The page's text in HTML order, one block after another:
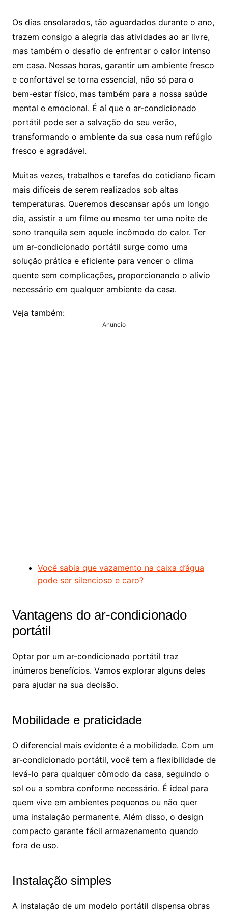
Os dias ensolarados, tão aguardados durante o ano,
trazem consigo a alegria das atividades ao ar livre,
mas também o desafio de enfrentar o calor intenso
em casa. Nessas horas, garantir um ambiente fresco
e confortável se torna essencial, não só para o
bem-estar físico, mas também para a nossa saúde
mental e emocional. É aí que o ar-condicionado
portátil pode ser a salvação do seu verão,
transformando o ambiente da sua casa num refúgio
fresco e agradável.
Muitas vezes, trabalhos e tarefas do cotidiano ficam
mais difíceis de serem realizados sob altas
temperaturas. Queremos descansar após um longo
dia, assistir a um filme ou mesmo ter uma noite de
sono tranquila sem aquele incômodo do calor. Ter
um ar-condicionado portátil surge como uma
solução prática e eficiente para vencer o clima
quente sem complicações, proporcionando o alívio
necessário em qualquer ambiente da casa.
Veja também:
Anuncio
Você sabia que vazamento na caixa d’água
pode ser silencioso e caro?
Vantagens do ar-condicionado
portátil
Optar por um ar-condicionado portátil traz
inúmeros benefícios. Vamos explorar alguns deles
para ajudar na sua decisão.
Mobilidade e praticidade
O diferencial mais evidente é a mobilidade. Com um
ar-condicionado portátil, você tem a flexibilidade de
levá-lo para qualquer cômodo da casa, seguindo o
sol ou a sombra conforme necessário. É ideal para
quem vive em ambientes pequenos ou não quer
uma instalação permanente. Além disso, o design
compacto garante fácil armazenamento quando
fora de uso.
Instalação simples
A instalação de um modelo portátil dispensa obras